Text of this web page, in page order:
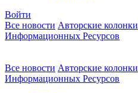
Войти
Все новости Авторские колонки
Информационных Ресурсов
Все новости Авторские колонки
Информационных Ресурсов